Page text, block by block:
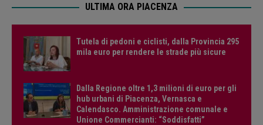
ULTIMA ORA PIACENZA
Tutela di pedoni e ciclisti, dalla Provincia 295
mila euro per rendere le strade più sicure
Dalla Regione oltre 1,3 milioni di euro per gli
hub urbani di Piacenza, Vernasca e
Calendasco. Amministrazione comunale e
Unione Commercianti: “Soddisfatti”